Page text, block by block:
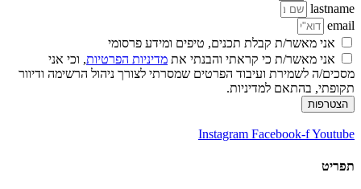
lastname
email
אני מאשר/ת קבלת תכנים, טיפים ומידע פרסומי
אני מאשר/ת כי קראתי והבנתי את מדיניות הפרטיות, וכי אני
מסכים/ה לשמירת ועיבוד הפרטים שמסרתי לצורך ניהול הרשימה ודיוור
תקופתי, בהתאם למדיניות.
הצטרפות
Instagram Facebook-fYoutube
תפריט